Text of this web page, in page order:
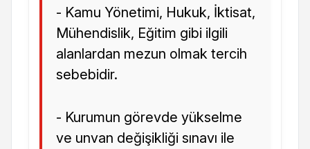
- Kamu Yönetimi, Hukuk, İktisat,
Mühendislik, Eğitim gibi ilgili
alanlardan mezun olmak tercih
sebebidir.
- Kurumun görevde yükselme
ve unvan değişikliği sınavı ile